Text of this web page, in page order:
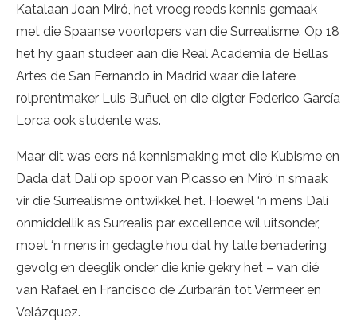
Katalaan Joan Miró, het vroeg reeds kennis gemaak
met die Spaanse voorlopers van die Surrealisme. Op 18
het hy gaan studeer aan die Real Academia de Bellas
Artes de San Fernando in Madrid waar die latere
rolprentmaker Luis Buñuel en die digter Federico García
Lorca ook studente was.
Maar dit was eers ná kennismaking met die Kubisme en
Dada dat Dalí op spoor van Picasso en Miró ‘n smaak
vir die Surrealisme ontwikkel het. Hoewel ‘n mens Dalí
onmiddellik as Surrealis par excellence wil uitsonder,
moet ‘n mens in gedagte hou dat hy talle benadering
gevolg en deeglik onder die knie gekry het – van dié
van Rafael en Francisco de Zurbarán tot Vermeer en
Velázquez.